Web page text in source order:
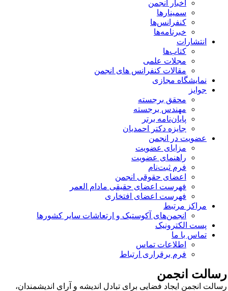
اخبار انجمن
سمینارها
کنفرانس‌ها
خبرنامه‌ها
انتشارات
کتاب‌ها
مجلات علمی
مقالات کنفرانس های انجمن
نمایشگاه مجازی
جوایز
محقق برجسته
مهندس برجسته
پایان‌نامه برتر
جایزه دکتر احمدیان
عضویت در انجمن
مزایای عضویت
راهنمای عضویت
فرم ثبت‌نام
اعضای حقوقی انجمن
فهرست اعضای حقیقی مادام‌ العمر
فهرست اعضای افتخاری
مراکز مرتبط
انجمن‌های آکوستیک و ارتعاشات سایر کشورها
پست الکترونیک
تماس با ما
اطلاعات تماس
فرم برقراری ارتباط
انجمن
انجمن ایجاد فضایی برای تبادل اندیشه و آرای اندیشمندان،